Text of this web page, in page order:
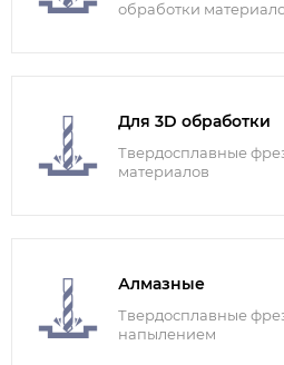
обработки
Для 3D обработки
Твердосплавные
материалов
Алмазные
Твердосплавные
напылением